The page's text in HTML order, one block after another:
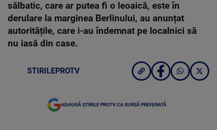
sălbatic, care ar putea fi o leoaică, este în
derulare la marginea Berlinului, au anunțat
autoritățile, care i-au îndemnat pe localnici să
nu iasă din case.
STIRILEPROTV
ADAUGĂ ȘTIRILE PROTV CA SURSĂ PREFERATĂ